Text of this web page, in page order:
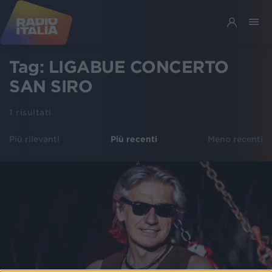
Tag: LIGABUE CONCERTO
SAN SIRO
1 risultati
Più rilevanti Più recenti Meno recenti